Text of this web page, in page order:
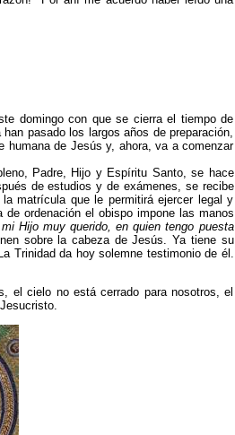
domingo con que se cierra el tiempo de
pasado los largos años de preparación,
humana de Jesús y, ahora, va a comenzar
Padre, Hijo y Espíritu Santo, se hace
de estudios y de exámenes, se recibe
matrícula que le permitirá ejercer legal y
ordenación el obispo impone las manos
Hijo muy querido, en quien tengo puesta
sobre la cabeza de Jesús. Ya tiene su
Trinidad da hoy solemne testimonio de él.
el cielo no está cerrado para nosotros, el